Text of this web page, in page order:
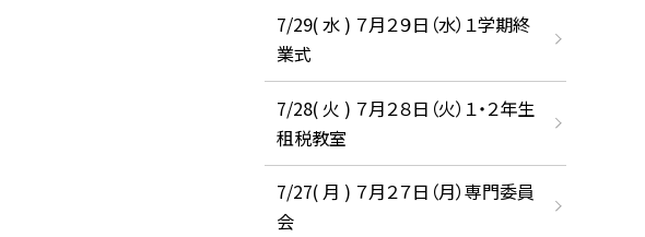
7/29( 水 ) ７月２９日（水）１学期終
業式
7/28( 火 ) ７月２８日（火）１・２年生
租税教室
7/27( 月 ) ７月２７日（月）専門委員
会